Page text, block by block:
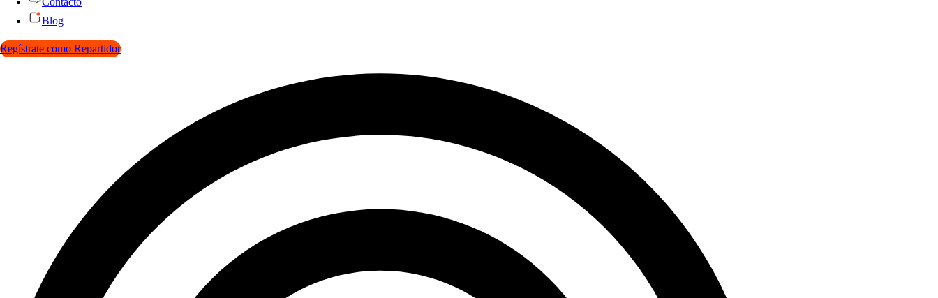
Blog
Regístrate como Repartidor